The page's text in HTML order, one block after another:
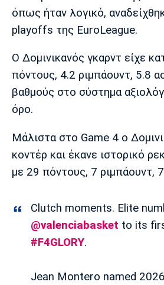
Πολιτισμός
Τραγούδια
Cine Spot
Running
Παρασκήνιο
Πρόγραμμα TV
Μπαρτσελόνα
Ρεάλ
Μαδρίτης
Γιουνάιτεντ
Σίτι
όπως ήταν λογικό,
playoffs της EuroLeague.
Ο Δομινικανός γκαρντ είχε
πόντους, 4.2 ριμπάουντ, 5.8
βαθμούς στο σύστημα
όρο.
Μάλιστα στο Game 4 ο
κοντέρ και έκανε ιστορικό
με 29 πόντους, 7 ριμπάουντ,
Clutch moments. Elite
@valenciabasket to its
#F4GLORY.
Jean Montero named